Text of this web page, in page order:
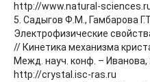
http://www.natural-
5. Садыгов Ф.М., Гамбарова
Электрофизические
// Кинетика механизма
Межд. науч. конф. – Иванова,
http://crystal.isc-ras.ru